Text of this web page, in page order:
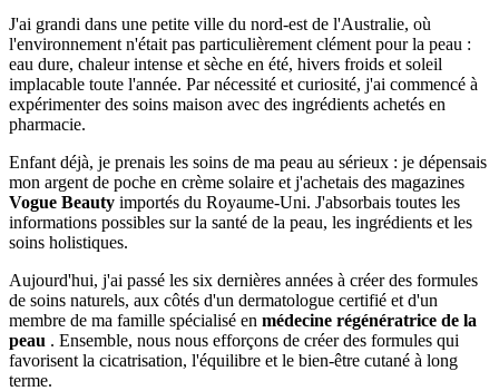
J'ai grandi dans une petite ville du nord-est de l'Australie, où
l'environnement n'était pas particulièrement clément pour la peau :
eau dure, chaleur intense et sèche en été, hivers froids et soleil
implacable toute l'année. Par nécessité et curiosité, j'ai commencé à
expérimenter des soins maison avec des ingrédients achetés en
pharmacie.
Enfant déjà, je prenais les soins de ma peau au sérieux : je dépensais
mon argent de poche en crème solaire et j'achetais des magazines
Vogue Beauty importés du Royaume-Uni. J'absorbais toutes les
informations possibles sur la santé de la peau, les ingrédients et les
soins holistiques.
Aujourd'hui, j'ai passé les six dernières années à créer des formules
de soins naturels, aux côtés d'un dermatologue certifié et d'un
membre de ma famille spécialisé en médecine régénératrice de la
peau . Ensemble, nous nous efforçons de créer des formules qui
favorisent la cicatrisation, l'équilibre et le bien-être cutané à long
terme.